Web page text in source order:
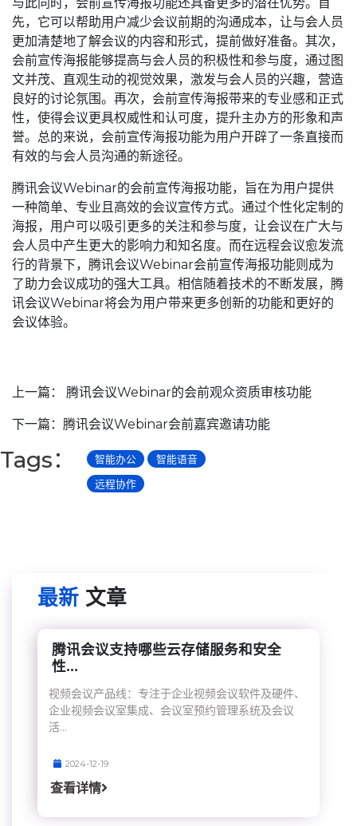
先，它可以帮助用户减少会议前期的沟通成本，让与会人员
更加清楚地了解会议的内容和形式，提前做好准备。其次，
会前宣传海报能够提高与会人员的积极性和参与度，通过图
文并茂、直观生动的视觉效果，激发与会人员的兴趣，营造
良好的讨论氛围。再次，会前宣传海报带来的专业感和正式
性，使得会议更具权威性和认可度，提升主办方的形象和声
誉。总的来说，会前宣传海报功能为用户开辟了一条直接而
有效的与会人员沟通的新途径。
腾讯会议Webinar的会前宣传海报功能，旨在为用户提供
一种简单、专业且高效的会议宣传方式。通过个性化定制的
海报，用户可以吸引更多的关注和参与度，让会议在广大与
会人员中产生更大的影响力和知名度。而在远程会议愈发流
行的背景下，腾讯会议Webinar会前宣传海报功能则成为
了助力会议成功的强大工具。相信随着技术的不断发展，腾
讯会议Webinar将会为用户带来更多创新的功能和更好的
会议体验。
上一篇： 腾讯会议Webinar的会前观众资质审核功能
下一篇： 腾讯会议Webinar会前嘉宾邀请功能
Tags： 智能办公 智能语音
远程协作
最新 文章
腾讯会议支持哪些云存储服务和安全
性...
视频会议产品线：专注于企业视频会议软件及硬件、
企业视频会议室集成、会议室预约管理系统及会议
活...
2024-12-19
查看详情